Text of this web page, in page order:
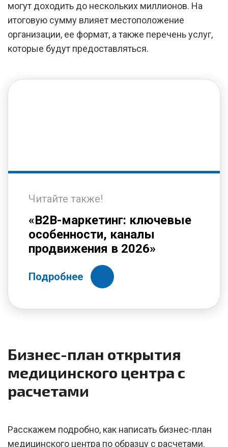
могут доходить до нескольких миллионов. На
итоговую сумму влияет местоположение
организации, ее формат, а также перечень услуг,
которые будут предоставляться.
Читайте также!
«B2B-маркетинг: ключевые
особенности, каналы
продвижения в 2026»
Подробнее
Бизнес-план открытия
медицинского центра с
расчетами
Расскажем подробно, как написать бизнес-план
медицинского центра по образцу с расчетами.